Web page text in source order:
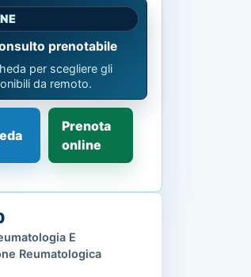
prenotabile
per scegliere gli
da remoto.
Prenota
online
E
Reumatologica